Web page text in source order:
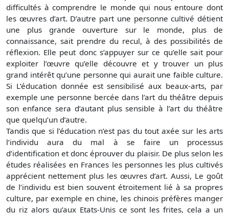
difficultés à comprendre le monde qui nous entoure dont
les œuvres d’art. D’autre part une personne cultivé détient
une plus grande ouverture sur le monde, plus de
connaissance, sait prendre du recul, à des possibilités de
réflexion. Elle peut donc s’appuyer sur ce qu’elle sait pour
exploiter l’œuvre qu’elle découvre et y trouver un plus
grand intérêt qu’une personne qui aurait une faible culture.
Si L’éducation donnée est sensibilisé aux beaux-arts, par
exemple une personne bercée dans l’art du théâtre depuis
son enfance sera d’autant plus sensible à l’art du théâtre
que quelqu’un d’autre.
Tandis que si l’éducation n’est pas du tout axée sur les arts
l’individu aura du mal à se faire un processus
d’identification et donc éprouver du plaisir. De plus selon les
études réalisées en Frances les personnes les plus cultivés
apprécient nettement plus les œuvres d’art. Aussi, Le goût
de l’individu est bien souvent étroitement lié à sa propres
culture, par exemple en chine, les chinois préfères manger
du riz alors qu’aux Etats-Unis ce sont les frites, cela a un